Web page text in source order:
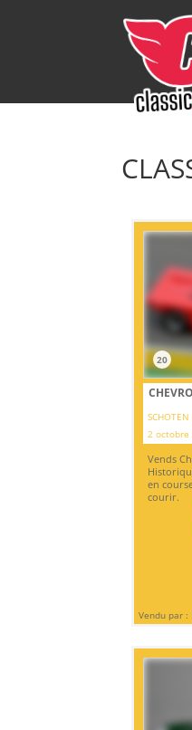
20
2 octobre
Vends
en
courir.
Vendu par :